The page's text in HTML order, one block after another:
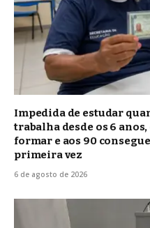
Impedida de estudar
trabalha desde os 6
formar e aos 90
primeira vez
6 de agosto de 2026